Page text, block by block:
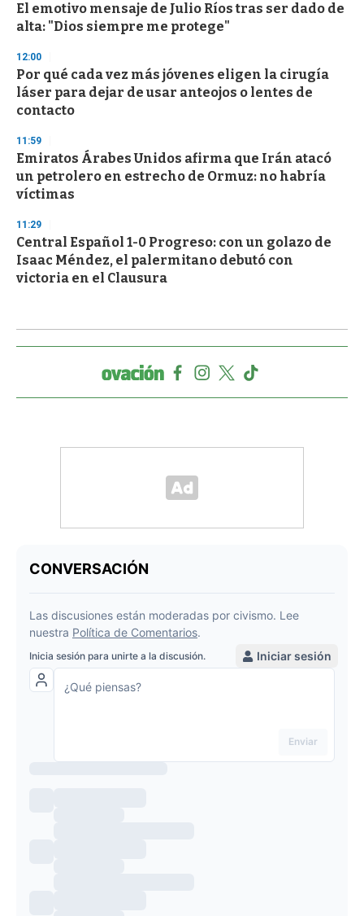
El emotivo mensaje de Julio Ríos tras ser dado de
alta: "Dios siempre me protege"
12:00
Por qué cada vez más jóvenes eligen la cirugía
láser para dejar de usar anteojos o lentes de
contacto
11:59
Emiratos Árabes Unidos afirma que Irán atacó
un petrolero en estrecho de Ormuz: no habría
víctimas
11:29
Central Español 1-0 Progreso: con un golazo de
Isaac Méndez, el palermitano debutó con
victoria en el Clausura